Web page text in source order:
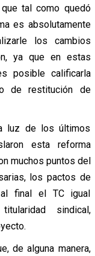
tal como quedó
es absolutamente
los cambios
ya que en estas
posible calificarla
de restitución de
luz de los últimos
esta reforma
muchos puntos del
los pactos de
al final el TC igual
sindical,
de alguna manera,